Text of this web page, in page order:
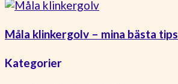
Måla klinkergolv – mina bästa tips
Kategorier